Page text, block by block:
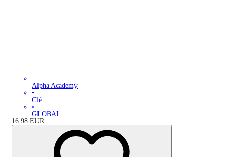
Alpha Academy
•
Clé
•
GLOBAL
16.98 EUR